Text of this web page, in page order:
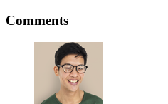
Comments